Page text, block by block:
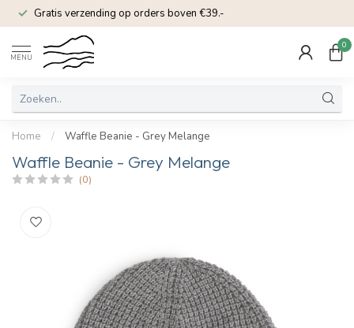
Gratis verzending op orders boven €39.-
MENU
0
Home / Waffle Beanie - Grey Melange
Waffle Beanie - Grey Melange
(0)